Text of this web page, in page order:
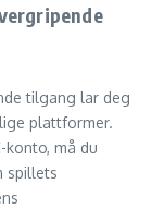
tilgang lar deg
plattformer.
konto, må du
spillets